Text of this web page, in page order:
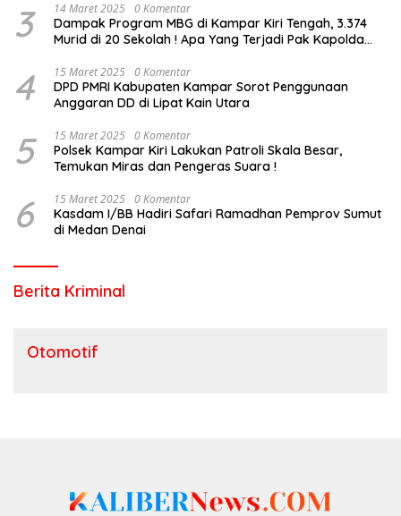
3 14 Maret 2025 0 Komentar
Dampak Program MBG di Kampar Kiri Tengah, 3.374
Murid di 20 Sekolah ! Apa Yang Terjadi Pak Kapolda
4 15 Maret 2025 0 Komentar
DPD PMRI Kabupaten Kampar Sorot Penggunaan
Anggaran DD di Lipat Kain Utara
5 15 Maret 2025 0 Komentar
Polsek Kampar Kiri Lakukan Patroli Skala Besar,
Temukan Miras dan Pengeras Suara !
6 15 Maret 2025 0 Komentar
Kasdam I/BB Hadiri Safari Ramadhan Pemprov Sumut
di Medan Denai
Berita Kriminal
Otomotif